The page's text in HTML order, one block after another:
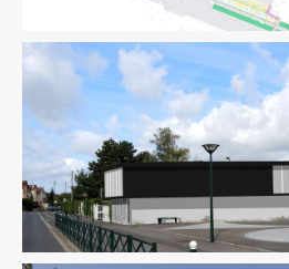
Équipement Sportif Fluides
Thermique